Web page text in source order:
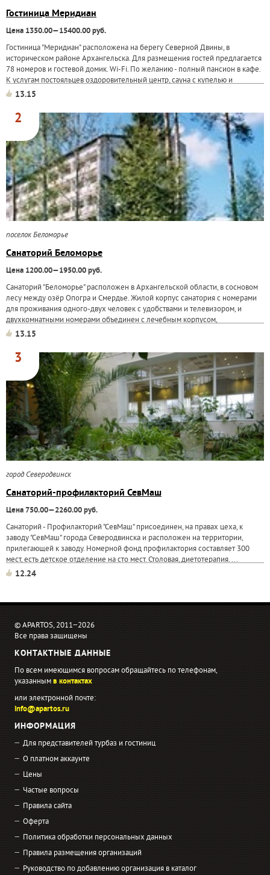
Гостиница Меридиан
Цена 1350.00—15400.00 руб.
Гостиница "Меридиан" расположена на берегу Северной Двины, в
историческом районе Архангельска. Для размещения гостей предлагается
78 номеров и гостевой домик. Wi-Fi. По желанию - полный пансион в кафе.
К услугам постояльцев оздоровительный центр, сауна с купелью и
бассейном...
13.15
2
поселок Беломорье
Санаторий Беломорье
Цена 1200.00—1950.00 руб.
Санаторий "Беломорье" расположен в Архангельской области, в сосновом
лесу между озёр Опогра и Смердье. Жилой корпус санатория с номерами
для проживания одного-двух человек с удобствами и телевизором, и
двухкомнатными номерами объединен с лечебным корпусом,
водолечебницей...
13.15
3
город Северодвинск
Санаторий-профилакторий СевМаш
Цена 750.00—2260.00 руб.
Санаторий - Профилакторий "СевМаш" присоединен, на правах цеха, к
заводу "СевМаш" города Северодвинска и расположен на территории,
прилегающей к заводу. Номерной фонд профилактория составляет 300
мест, есть детское отделение на сто мест. Столовая, диетотерапия. ...
12.24
© APARTOS, 2011−2026
Все права защищены
КОНТАКТНЫЕ ДАННЫЕ
По всем имеющимся вопросам обращайтесь по телефонам,
указаннымв контактах
или электронной почте:
info@apartos.ru
ИНФОРМАЦИЯ
Для представителей турбаз и гостиниц
О платном аккаунте
Цены
Частые вопросы
Правила сайта
Оферта
Политика обработки персональных данных
Правила размещения организаций
Руководство по добавлению организация в каталог